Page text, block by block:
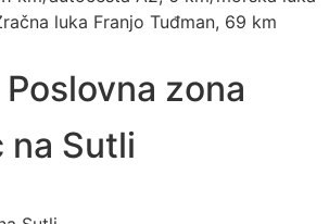
luka Franjo Tuđman, 69 km
Poslovna zona
na Sutli